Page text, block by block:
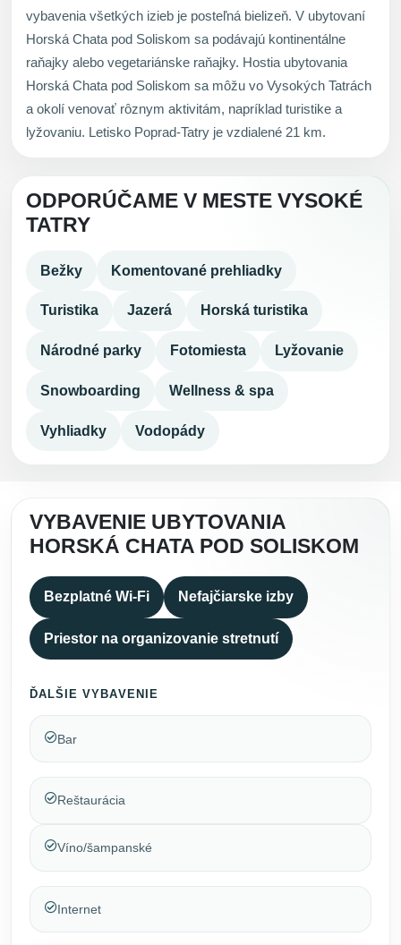
vybavenia všetkých izieb je posteľná bielizeň. V ubytovaní
Horská Chata pod Soliskom sa podávajú kontinentálne
raňajky alebo vegetariánske raňajky. Hostia ubytovania
Horská Chata pod Soliskom sa môžu vo Vysokých Tatrách
a okolí venovať rôznym aktivitám, napríklad turistike a
lyžovaniu. Letisko Poprad-Tatry je vzdialené 21 km.
ODPORÚČAME V MESTE VYSOKÉ
TATRY
Bežky Komentované prehliadky
Turistika Jazerá Horská turistika
Národné parky Fotomiesta Lyžovanie
Snowboarding Wellness & spa
Vyhliadky Vodopády
VYBAVENIE UBYTOVANIA
HORSKÁ CHATA POD SOLISKOM
Bezplatné Wi-Fi Nefajčiarske izby
Priestor na organizovanie stretnutí
ĎALŠIE VYBAVENIE
Bar
Reštaurácia
Víno/šampanské
Internet